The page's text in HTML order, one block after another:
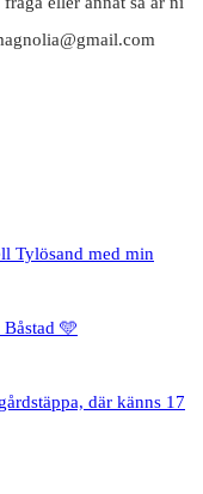
Tylösand med min
🩵
där känns 17